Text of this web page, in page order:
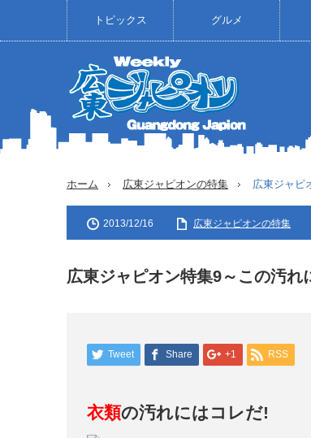
トピックス グルメ
ホーム 広東ジャピオンの特集 広東ジャピ
2013/12/16 広東ジャピオンの特集
広東ジャピオン特集9～この汚れ
Tweet Share +1 RSS
衣類の汚れにはコレだ!